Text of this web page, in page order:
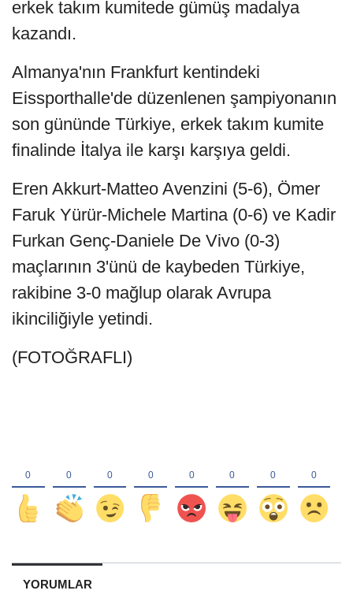
erkek takım kumitede gümüş madalya
kazandı.
Almanya'nın Frankfurt kentindeki
Eissporthalle'de düzenlenen şampiyonanın
son gününde Türkiye, erkek takım kumite
finalinde İtalya ile karşı karşıya geldi.
Eren Akkurt-Matteo Avenzini (5-6), Ömer
Faruk Yürür-Michele Martina (0-6) ve Kadir
Furkan Genç-Daniele De Vivo (0-3)
maçlarının 3'ünü de kaybeden Türkiye,
rakibine 3-0 mağlup olarak Avrupa
ikinciliğiyle yetindi.
(FOTOĞRAFLI)
YORUMLAR